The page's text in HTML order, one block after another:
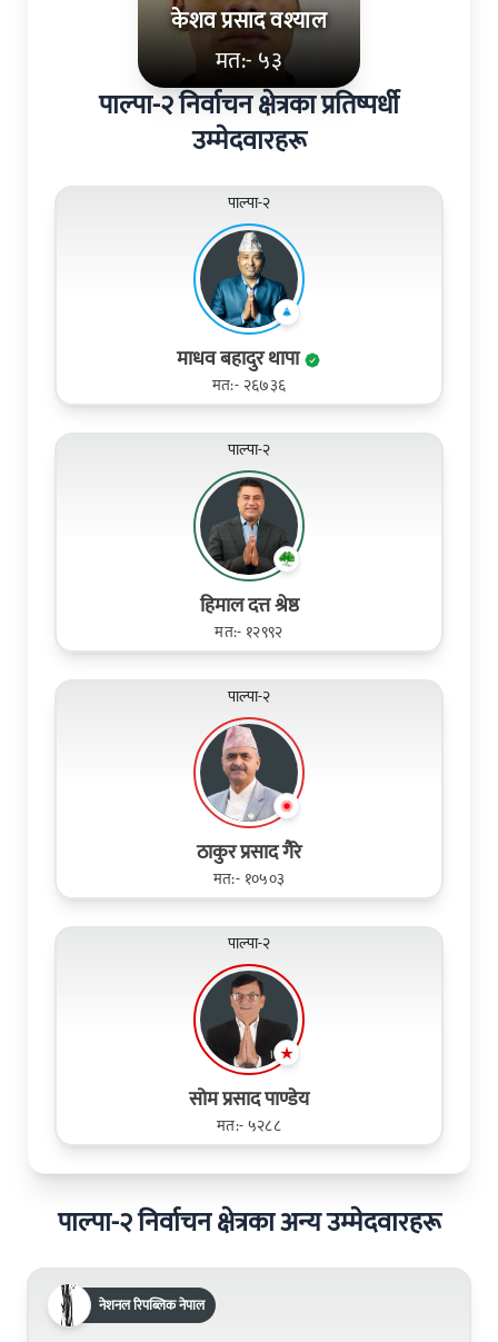
केशव प्रसाद वश्‍याल
मत:- ५३
पाल्पा-२ निर्वाचन क्षेत्रका प्रतिष्पर्धी
उम्मेदवारहरू
पाल्पा-२
माधव बहादुर थापा
मत:- २६७३६
पाल्पा-२
हिमाल दत्त श्रेष्ठ
मत:- १२९९२
पाल्पा-२
ठाकुर प्रसाद गैरे
मत:- १०५०३
पाल्पा-२
सोम प्रसाद पाण्डेय
मत:- ५२८८
पाल्पा-२ निर्वाचन क्षेत्रका अन्य उम्मेदवारहरू
नेशनल रिपब्लिक नेपाल